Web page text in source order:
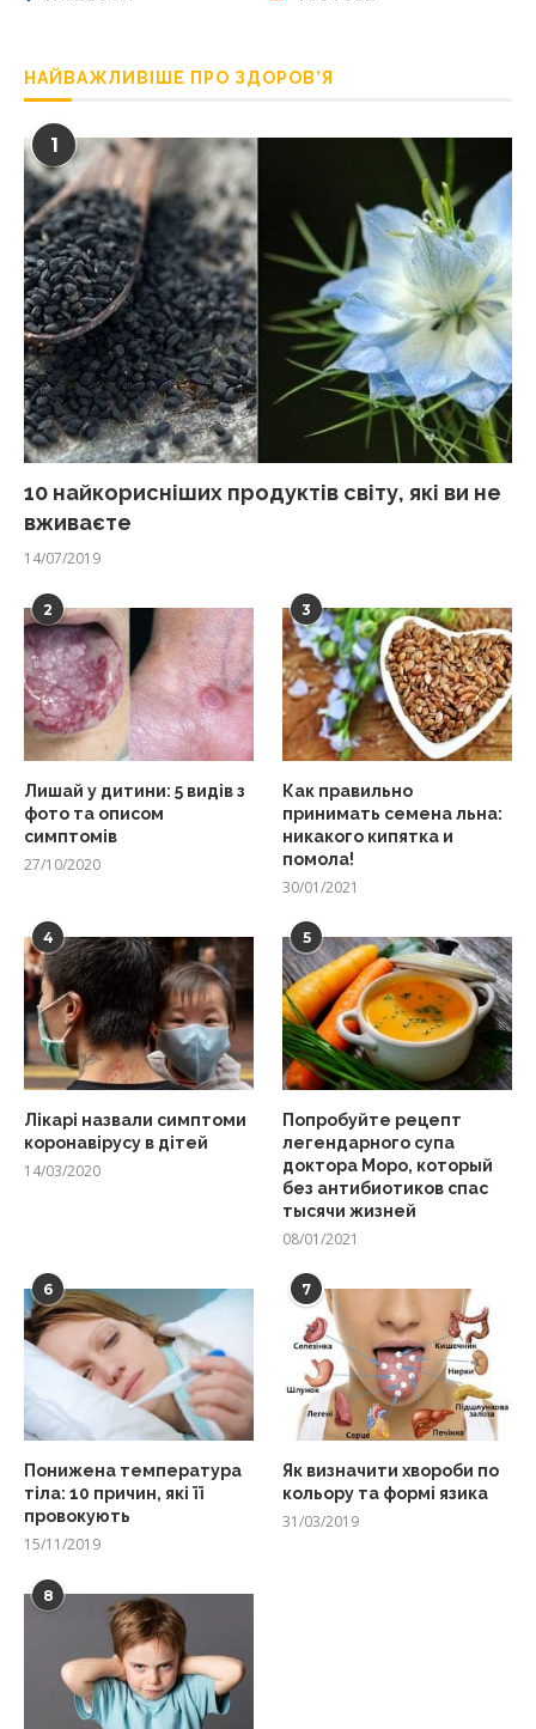
НАЙВАЖЛИВІШЕ ПРО ЗДОРОВ’Я
1
10 найкорисніших продуктів світу, які ви не
вживаєте
14/07/2019
2
Лишай у дитини: 5 видів з
фото та описом
симптомів
27/10/2020
3
Как правильно
принимать семена льна:
никакого кипятка и
помола!
30/01/2021
4
Лікарі назвали симптоми
коронавірусу в дітей
14/03/2020
5
Попробуйте рецепт
легендарного супа
доктора Моро, который
без антибиотиков спас
тысячи жизней
08/01/2021
6
Понижена температура
тіла: 10 причин, які її
провокують
15/11/2019
7
Як визначити хвороби по
кольору та формі язика
31/03/2019
8